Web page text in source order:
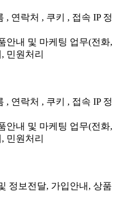
, 연락처 , 쿠키 , 접속 IP 정
안내 및 마케팅 업무(전화,
민원처리
, 연락처 , 쿠키 , 접속 IP 정
안내 및 마케팅 업무(전화,
민원처리
정보전달, 가입안내, 상품